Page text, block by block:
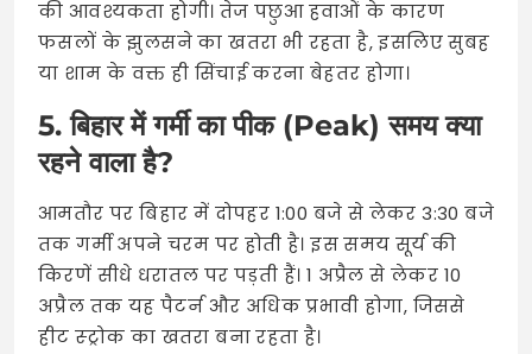
की आवश्यकता होगी। तेज पछुआ हवाओं के कारण
फसलों के झुलसने का खतरा भी रहता है, इसलिए सुबह
या शाम के वक्त ही सिंचाई करना बेहतर होगा।
5. बिहार में गर्मी का पीक (Peak) समय क्या
रहने वाला है?
आमतौर पर बिहार में दोपहर 1:00 बजे से लेकर 3:30 बजे
तक गर्मी अपने चरम पर होती है। इस समय सूर्य की
किरणें सीधे धरातल पर पड़ती हैं। 1 अप्रैल से लेकर 10
अप्रैल तक यह पैटर्न और अधिक प्रभावी होगा, जिससे
हीट स्ट्रोक का खतरा बना रहता है।